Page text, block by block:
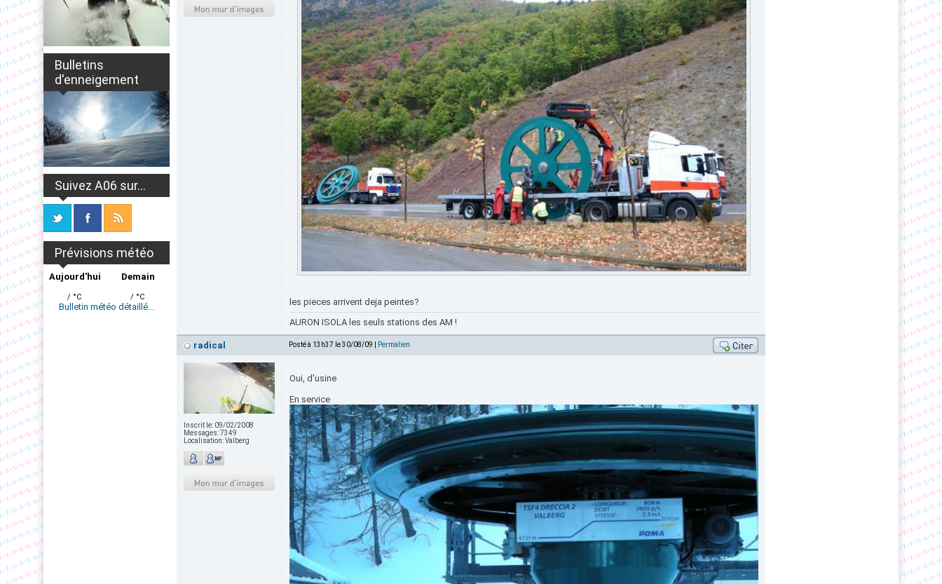
Bulletins
d'enneigement
Suivez A06 sur...
Prévisions météo
Aujourd'hui
/ °C
Demain
/ °C
Bulletin météo détaillé...
les pieces arrivent deja peintes?
AURON ISOLA les seuls stations des AM !
radical Posté à 13h37 le 30/08/09 | Permalien
Inscrit le: 09/02/2008
Messages:7349
Localisation:Valberg
Oui, d'usine
En service